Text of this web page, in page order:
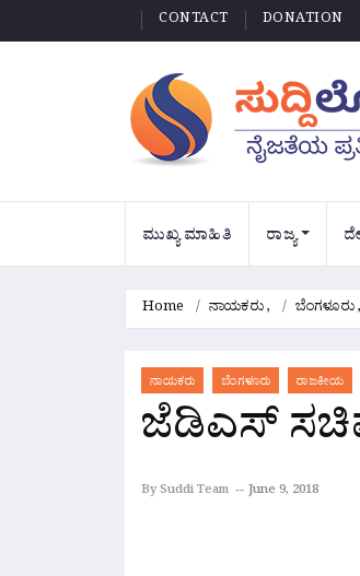
CONTACT DONATION
ಮುಖ್ಯ ಮಾಹಿತಿ ರಾಜ್ಯ
Home ನಾಯಕರು, ಬೆಂಗಳೂರು,
ನಾಯಕರು ಬೆಂಗಳೂರು ರಾಜಕೀಯ
ಜೆಡಿಎಸ್
By Suddi Team June 9, 2018